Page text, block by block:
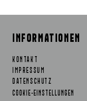
INFORMATIONEN
KONTAKT
IMPRESSUM
DATENSCHUTZ
COOKIE-EINSTELLUNGEN